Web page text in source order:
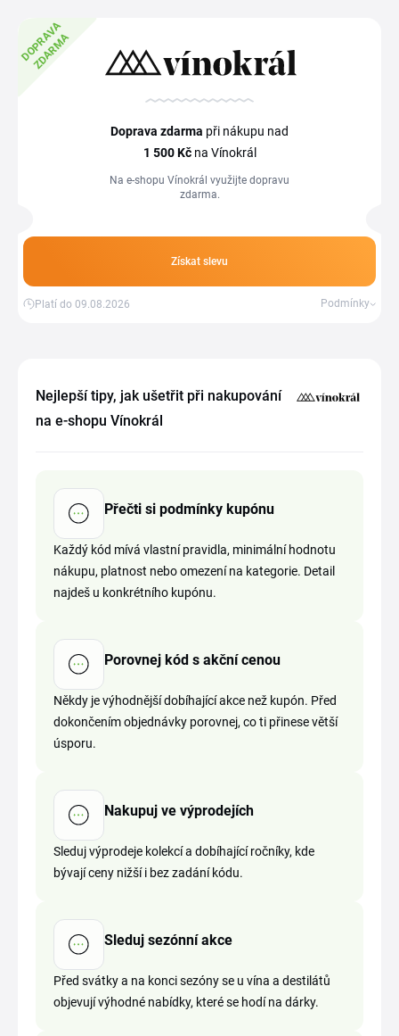
D
O
P
R
A
V
A
Z
D
A
R
M
A
Doprava zdarma při nákupu nad
1 500 Kčna Vínokrál
Na e-shopu Vínokrál využijte dopravu
zdarma.
Získat slevu
Platí do 09.08.2026 Podmínky
Nejlepší tipy, jak ušetřit při nakupování
na e-shopu Vínokrál
Přečti si podmínky kupónu
Každý kód mívá vlastní pravidla, minimální hodnotu
nákupu, platnost nebo omezení na kategorie. Detail
najdeš u konkrétního kupónu.
Porovnej kód s akční cenou
Někdy je výhodnější dobíhající akce než kupón. Před
dokončením objednávky porovnej, co ti přinese větší
úsporu.
Nakupuj ve výprodejích
Sleduj výprodeje kolekcí a dobíhající ročníky, kde
bývají ceny nižší i bez zadání kódu.
Sleduj sezónní akce
Před svátky a na konci sezóny se u vína a destilátů
objevují výhodné nabídky, které se hodí na dárky.